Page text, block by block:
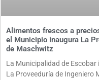
Alimentos frescos a
el Municipio inaugura La
de Maschwitz
La Municipalidad de Escobar
La Proveeduría de Ingeniero